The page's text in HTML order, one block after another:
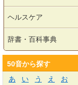
ヘルスケア
辞書・百科事典
50音から探す
あ
い う え お